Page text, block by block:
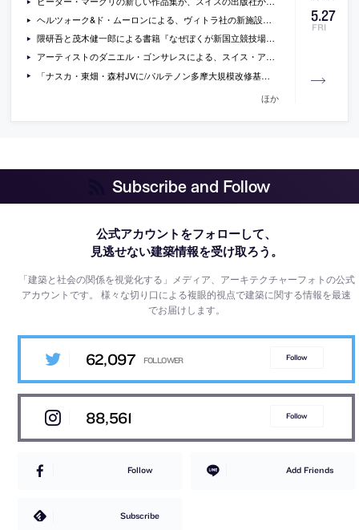
5.27
FRI
ヘルツォーク&ド・ムーロンによる、ヴィトラ社の新施設「Vitra Schaudepot」の写真と、そこに収められるコレクションの監修者へのインタビュー
隈研吾と茂木健一郎による書籍『なぜぼくが新国立競技場をつくるのか 建築家・隈研吾の覚悟』
アーティストのダニエル・ゴンサレスによる、スイス・アルプスのチョコレート工場を紙で包みこんでしまう作品の写真
「ナスカ・東畑・森村JVに/パルテノン多摩大規模改修基本計画・設計」（建設通信新聞）
ほか
Subscribe and Follow
公式アカウントをフォローして、
見逃せない建築情報を受け取ろう。
「建築と社会の関係を視覚化する」メディア、アーキテクチャーフォトの公式
アカウントです。様々な切り口による複眼的視点で建築に関する情報を最速
でお届けします。
62,097 Follow
88,561 Follow
Follow Add Friends
Subscribe